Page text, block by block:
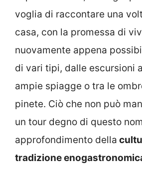
voglia di raccontare una
casa, con la promessa di
nuovamente appena
di vari tipi, dalle escursioni
ampie spiagge o tra le
pinete. Ciò che non può
un tour degno di questo
approfondimento della
tradizione